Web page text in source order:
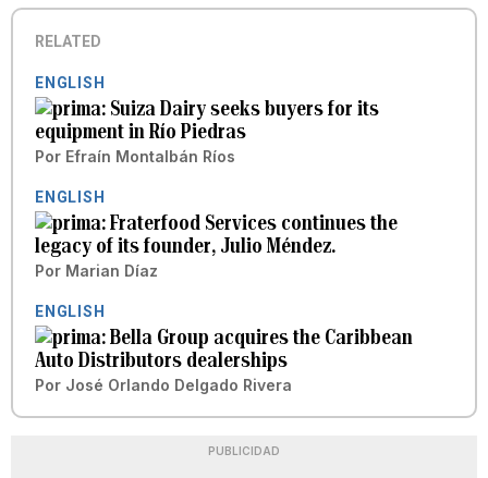
RELATED
ENGLISH
Suiza Dairy seeks buyers for its
equipment in Río Piedras
Por Efraín Montalbán Ríos
ENGLISH
Fraterfood Services continues the
legacy of its founder, Julio Méndez.
Por Marian Díaz
ENGLISH
Bella Group acquires the Caribbean
Auto Distributors dealerships
Por José Orlando Delgado Rivera
PUBLICIDAD